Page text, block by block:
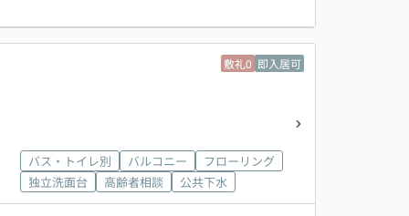
敷礼0 即入居可
バス・トイレ別 バルコニー
フローリング
独立洗面台
高齢者相談 公共下水